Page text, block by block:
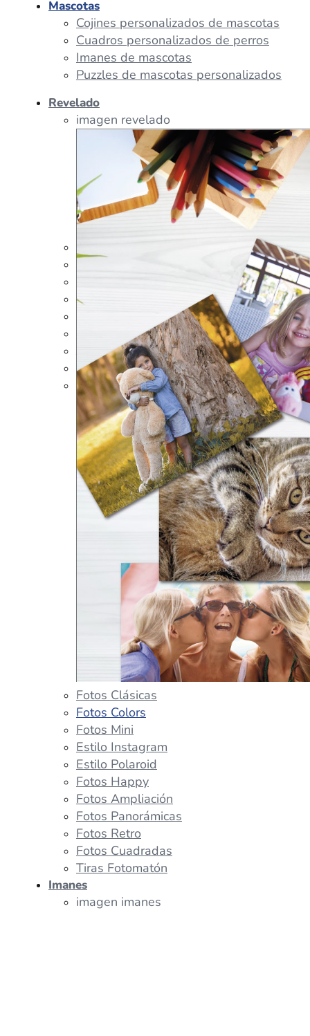
Tazas Personalizadas
Peluches Personalizados
Portalápices Personalizados
Puzles Personalizados
Juegos de Mesa
Alfombrillas Personalizadas
Lámparas LED
Mascotas
Cojines personalizados de mascotas
Cuadros personalizados de perros
Imanes de mascotas
Puzzles de mascotas personalizados
Revelado
imagen revelado
Fotos Clásicas
Fotos Colors
Fotos Mini
Estilo Instagram
Estilo Polaroid
Fotos Happy
Fotos Ampliación
Fotos Panorámicas
Fotos Retro
Fotos Cuadradas
Tiras Fotomatón
Imanes
imagen imanes